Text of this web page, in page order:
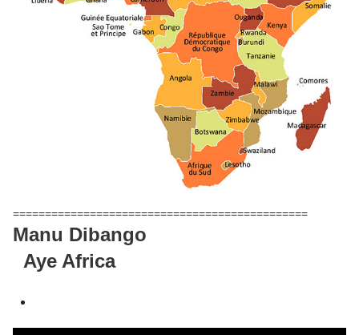
==============================================
Manu Dibango
Aye Africa